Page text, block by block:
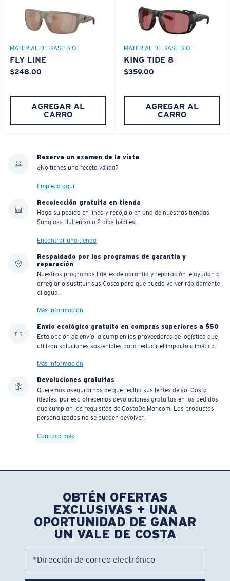
MATERIAL DE BASE BIO
FLY LINE
$248.00
AGREGAR AL
CARRO
MATERIAL DE BASE BIO
KING TIDE 8
$359.00
AGREGAR AL
CARRO
Reserva un examen de la vista
¿No tienes una receta válida?
Empieza aquí
Recolección gratuita en tienda
Haga su pedido en línea y recójalo en una de nuestras tiendas
Sunglass Hut en solo 2 días hábiles.
Encontrar una tienda
Respaldado por los programas de garantía y
reparación
Nuestros programas líderes de garantía y reparación le ayudan a
arreglar o sustituir sus Costa para que pueda volver rápidamente
al agua.
Más información
Envío ecológico gratuito en compras superiores a $50
Esta opción de envío la cumplen los proveedores de logística que
utilizan soluciones sostenibles para reducir el impacto climático.
Más información
Devoluciones gratuitas
Queremos asegurarnos de que reciba sus lentes de sol Costa
ideales, por eso ofrecemos devoluciones gratuitas en los pedidos
que cumplan los requisitos de CostaDelMar.com. Los productos
personalizados no se pueden devolver.
Conozca más
OBTÉN OFERTAS
EXCLUSIVAS + UNA
OPORTUNIDAD DE GANAR
UN VALE DE COSTA
*Dirección de correo electrónico